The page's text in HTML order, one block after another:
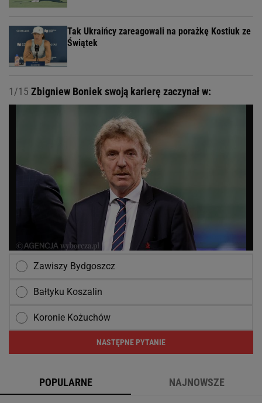
Tak Ukraińcy zareagowali na porażkę Kostiuk ze
Świątek
1/15 Zbigniew Boniek swoją karierę zaczynał w:
Zawiszy Bydgoszcz
Bałtyku Koszalin
Koronie Kożuchów
NASTĘPNE PYTANIE
POPULARNE NAJNOWSZE